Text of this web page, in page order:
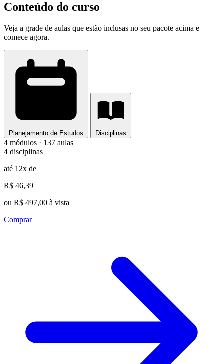
Conteúdo do curso
Veja a grade de aulas que estão inclusas no seu pacote acima e
comece agora.
Planejamento de Estudos Disciplinas
4 módulos · 137 aulas
4 disciplinas
até 12x de
R$ 46,39
ou R$ 497,00 à vista
Comprar